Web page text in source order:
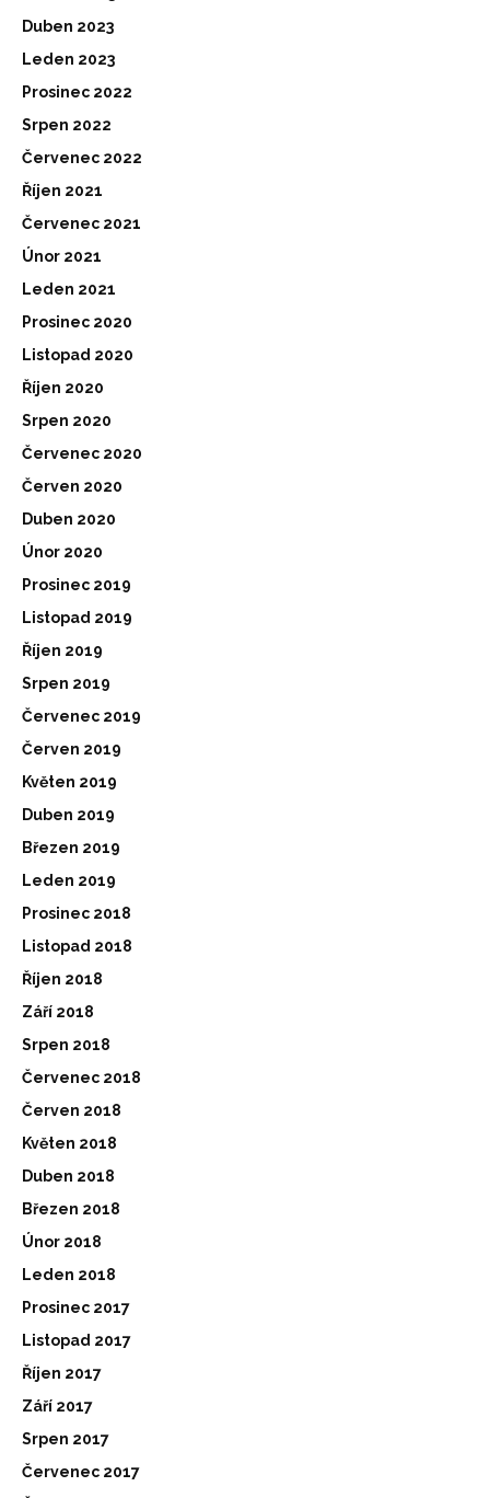
Duben 2023
Leden 2023
Prosinec 2022
Srpen 2022
Červenec 2022
Říjen 2021
Červenec 2021
Únor 2021
Leden 2021
Prosinec 2020
Listopad 2020
Říjen 2020
Srpen 2020
Červenec 2020
Červen 2020
Duben 2020
Únor 2020
Prosinec 2019
Listopad 2019
Říjen 2019
Srpen 2019
Červenec 2019
Červen 2019
Květen 2019
Duben 2019
Březen 2019
Leden 2019
Prosinec 2018
Listopad 2018
Říjen 2018
Září 2018
Srpen 2018
Červenec 2018
Červen 2018
Květen 2018
Duben 2018
Březen 2018
Únor 2018
Leden 2018
Prosinec 2017
Listopad 2017
Říjen 2017
Září 2017
Srpen 2017
Červenec 2017